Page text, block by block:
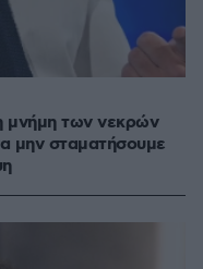
μνήμη των νεκρών
μην σταματήσουμε